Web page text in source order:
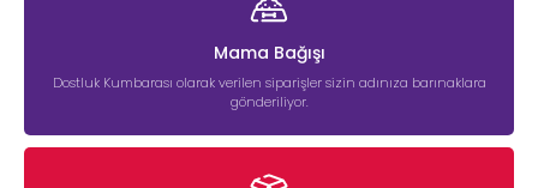
Mama Bağışı
Dostluk Kumbarası olarak verilen siparişler sizin adınıza barınaklara
gönderiliyor.